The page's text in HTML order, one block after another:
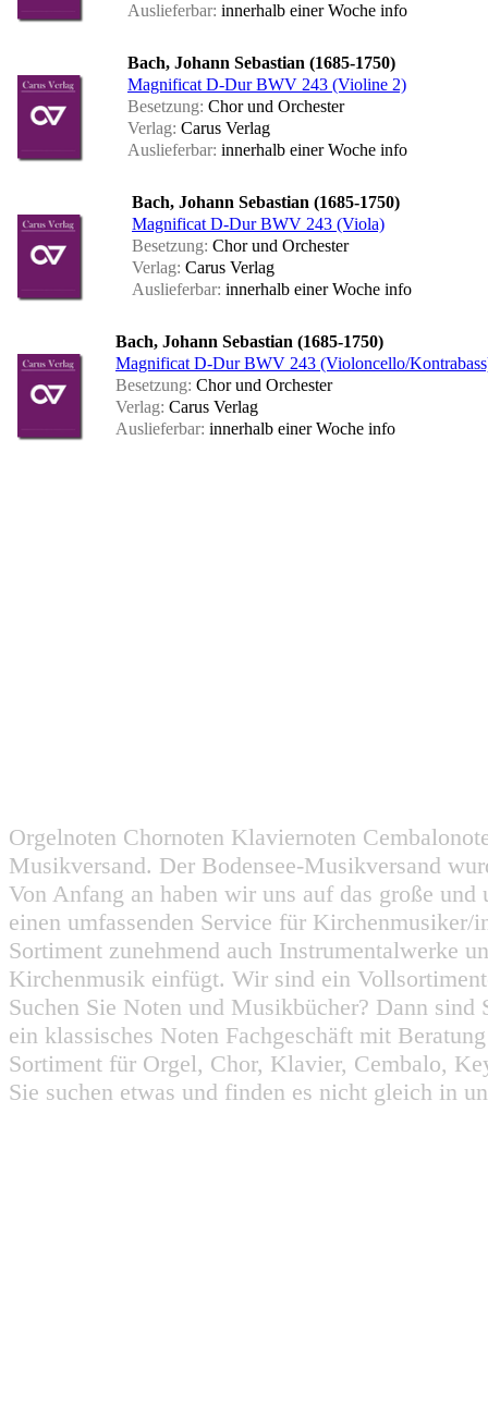
Auslieferbar: innerhalb einer Woche info
Bach, Johann Sebastian (1685-1750)
Magnificat D-Dur BWV 243 (Violine 2)
Besetzung: Chor und Orchester
Verlag: Carus Verlag
Auslieferbar: innerhalb einer Woche info
Bach, Johann Sebastian (1685-1750)
Magnificat D-Dur BWV 243 (Viola)
Besetzung: Chor und Orchester
Verlag: Carus Verlag
Auslieferbar: innerhalb einer Woche info
Bach, Johann Sebastian (1685-1750)
Magnificat D-Dur BWV 243 (Violoncello/
Besetzung: Chor und Orchester
Verlag: Carus Verlag
Auslieferbar: innerhalb einer Woche info
Orgelnoten Chornoten Klaviernoten
Musikversand. Der Bodensee-Musikversand
Von Anfang an haben wir uns auf das große
einen umfassenden Service für
Sortiment zunehmend auch Instrumentalwerke
Kirchenmusik einfügt. Wir sind ein
Suchen Sie Noten und Musikbücher? Dann
ein klassisches Noten Fachgeschäft mit
Sortiment für Orgel, Chor, Klavier, Cembalo,
Sie suchen etwas und finden es nicht gleich in